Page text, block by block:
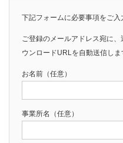
下記フォームに必要事項をご入
ご登録のメールアドレス宛に
ウンロードURLを自動送信しま
お名前（任意）
事業所名（任意）